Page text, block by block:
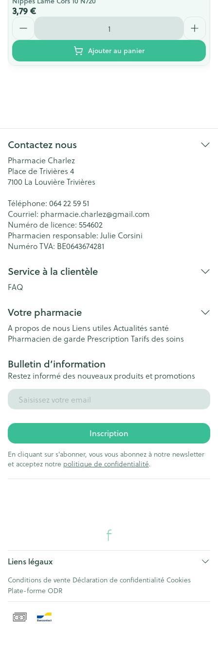
3,79 €
Quantité
Ajouter au panier
Contactez nous
Pharmacie Charlez
Place de Trivières 4
7100 La Louvière Trivières
Téléphone: 064 22 59 51
Courriel: pharmacie.charlez@gmail.com
Numéro de licence: 554602
Pharmacien responsable: Julie Corsini
Numéro TVA: BE0643674281
Service à la clientèle
FAQ
Votre pharmacie
A propos de nous Liens utiles Actualités santé
Pharmacien de garde Prescription Tarifs des soins
Bulletin d’information
Restez informé des nouveaux produits et promotions
Adresse mail
Inscription
En cliquant sur s'abonner, vous vous abonnez à notre newsletter
et acceptez notre politique de confidentialité.
Liens légaux
Conditions de vente Déclaration de confidentialité Cookies
Plate-forme ODR